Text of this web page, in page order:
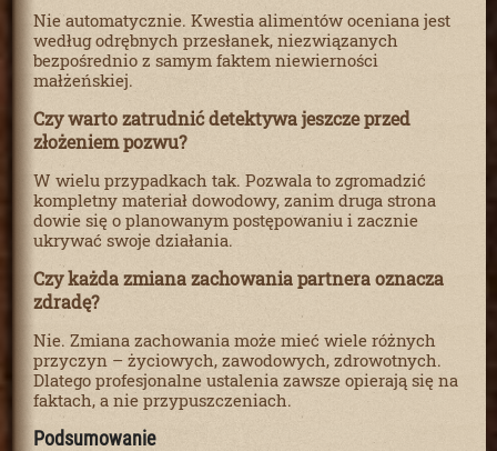
Nie automatycznie. Kwestia alimentów oceniana jest
według odrębnych przesłanek, niezwiązanych
bezpośrednio z samym faktem niewierności
małżeńskiej.
Czy warto zatrudnić detektywa jeszcze przed
złożeniem pozwu?
W wielu przypadkach tak. Pozwala to zgromadzić
kompletny materiał dowodowy, zanim druga strona
dowie się o planowanym postępowaniu i zacznie
ukrywać swoje działania.
Czy każda zmiana zachowania partnera oznacza
zdradę?
Nie. Zmiana zachowania może mieć wiele różnych
przyczyn – życiowych, zawodowych, zdrowotnych.
Dlatego profesjonalne ustalenia zawsze opierają się na
faktach, a nie przypuszczeniach.
Podsumowanie